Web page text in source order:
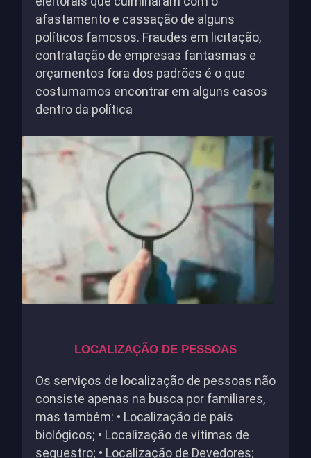
afastamento e cassação de alguns
políticos famosos. Fraudes em licitação,
contratação de empresas fantasmas e
orçamentos fora dos padrões é o que
costumamos encontrar em alguns casos
dentro da política
LOCALIZAÇÃO DE PESSOAS
Os serviços de localização de pessoas não
consiste apenas na busca por familiares,
mas também: • Localização de pais
biológicos; • Localização de vítimas de
sequestro; • Localização de Devedores;